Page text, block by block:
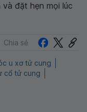
đặt hẹn mọi lúc
Chia sẻ
u xơ tử cung
cổ tử cung